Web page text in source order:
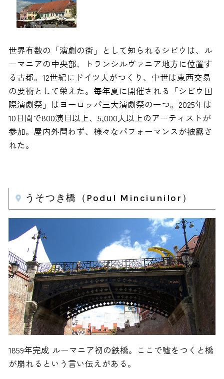
世界有数の「演劇の街」として知られるシビウは、ル
ーマニアの中央部、トランシルヴァニア地方に位置す
る古都。12世紀にドイツ人がつくり、中世は東西交易
の要衝として栄えた。毎年夏に開催される「シビウ国
際演劇祭」はヨーロッパ三大演劇祭の一つ。2025年は
10日間で800演目以上、5,000人以上のアーティストが
参加。屋内外問わず、様々なパフォーマンスが披露さ
れた。
うそつき橋（Podul Minciunilor）
1859年完成 ルーマニア初の鉄橋。ここで嘘をつくと橋
が崩れるという言い伝えがある。